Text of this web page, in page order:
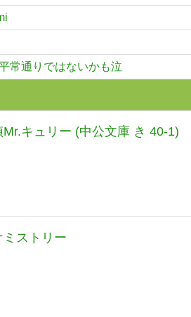
常通りではないかも泣
キュリー (中公文庫 き 40-1)
ミストリー